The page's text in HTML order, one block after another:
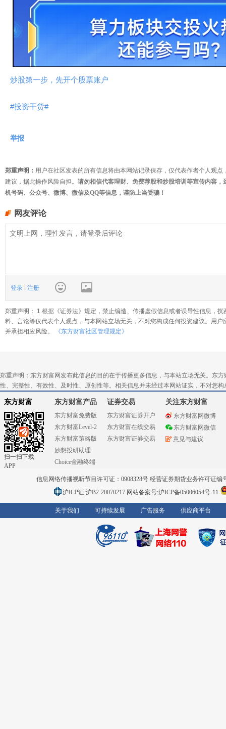
放
视
频
炒股第一步，先开个股票账户
#投资干货#
举报
郑重声明： 用户在社区发表的所有信息将由本网站记录保存，仅代表作者个人观
建议，据此操作风险自担。 请勿相信代客理财、免费荐股和炒股培训等宣传内容
机号码、公众号、微博、微信及QQ等信息，谨防上当受骗！
网友评论
登录 注册
郑重声明： 1.根据《证券法》规定，禁止编造、传播虚假信息或者误导性信息，
料、言论等仅代表个人观点，与本网站立场无关，不对您构成任何投资建议。用
并承担相应风险。
《东方财富社区管理规定》
郑重声明：东方财富网发布此信息的目的在于传播更多信息，与本站立场无关。东
性、完整性、有效性、及时性、原创性等。相关信息并未经过本网站证实，不对您
东方财富
扫一扫下载
APP
东方财富产品
东方财富免费版
东方财富Level-2
东方财富策略版
妙想投研助理
Choice金融终端
证券交易
东方财富证券开户
东方财富在线交易
东方财富证券交易
关注东方财富
东方财富网微博
东方财富网微信
意见与建议
信息网络传播视听节目许可证：0908328号 经营证券期货业务许可证编
沪ICP证:沪B2-20070217 网站备案号:沪ICP备05006054号-11
关于我们 可持续发展 广告服务 供应商平台